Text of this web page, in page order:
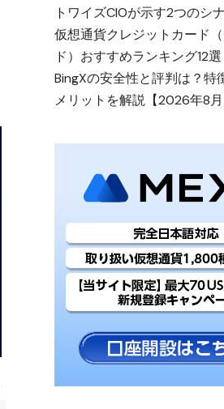
トワイズCIOが示す2つのシ
仮想通貨クレジットカード
ド）おすすめランキング12
BingXの安全性と評判は？特
メリットを解説【2026年8月